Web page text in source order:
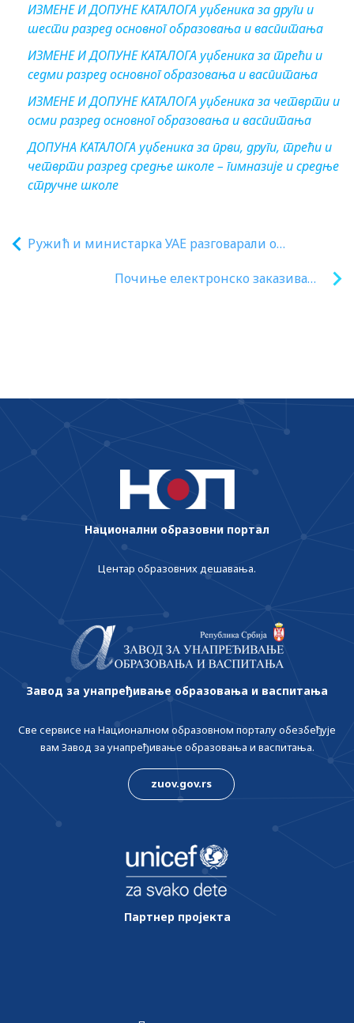
ИЗМЕНE И ДОПУНE КАТАЛОГА уџбеника за други и
шести разред основног образовања и васпитања
ИЗМЕНЕ И ДОПУНЕ КАТАЛОГА уџбеника за трећи и
седми разред основног образовања и васпитања
ИЗМЕНЕ И ДОПУНЕ КАТАЛОГА уџбеника за четврти и
осми разред основног образовања и васпитања
ДОПУНА КАТАЛОГА уџбеника за први, други, трећи и
четврти разред средње школе – гимназије и средње
стручне школе
Ружић и министарка УАЕ разговарали о
Почиње електронско заказивање
Национални образовни портал
Центар образовних дешавања.
Завод за унапређивање образовања и васпитања
Све сервисе на Националном образовном порталу обезбеђује
вам Завод за унапређивање образовања и васпитања.
zuov.gov.rs
Партнер пројекта